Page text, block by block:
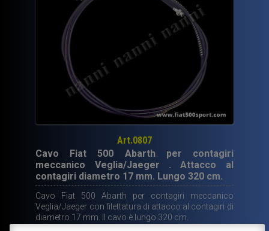
Art.0807
Cavo Fiat 500 Abarth per contagiri
meccanico Veglia/Jaeger . Attacco al
contagiri diametro 17 mm. Lungo 320 cm.
Cavo Fiat 500 Abarth per contagiri meccanico
Veglia/Jaeger con filettatura di attacco al contagiri di
diametro 17 mm. Il cavo è lungo 320 cm.